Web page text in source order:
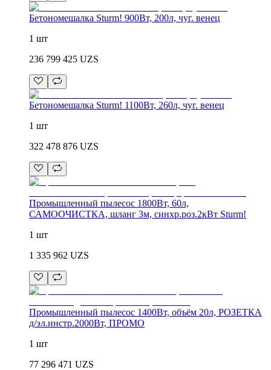
Бетономешалка Sturm! 900Вт, 200л, чуг. венец
1 шт
236 799 425 UZS
Бетономешалка Sturm! 1100Вт, 260л, чуг. венец
1 шт
322 478 876 UZS
Промышленный пылесос 1800Вт, 60л,
САМООЧИСТКА, шланг 3м, синхр.роз.2кВт Sturm!
1 шт
1 335 962 UZS
Промышленный пылесос 1400Вт, объём 20л, РОЗЕТКА
д/эл.инстр.2000Вт, ПРОМО
1 шт
77 296 471 UZS